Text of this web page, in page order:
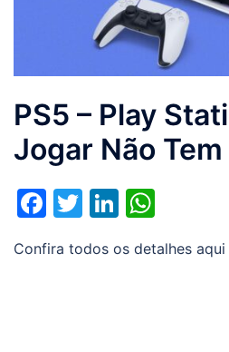
PS5 – Play
Jogar Não
Facebook
TwitterLinkedIn
Confira todos os detalhes aqui